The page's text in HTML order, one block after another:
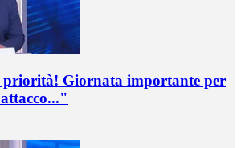
priorità! Giornata importante per